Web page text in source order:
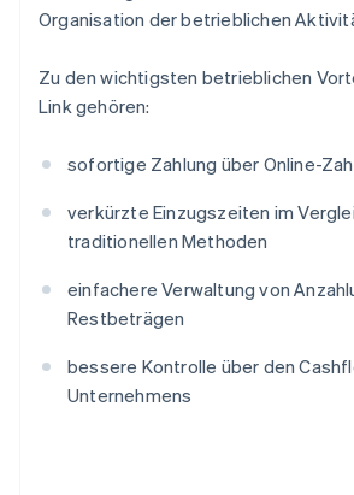
Organisation der betrieblichen
Zu den wichtigsten betrieblichen
Link gehören:
sofortige Zahlung über Online-
verkürzte Einzugszeiten im
traditionellen Methoden
einfachere Verwaltung von
Restbeträgen
bessere Kontrolle über den
Unternehmens